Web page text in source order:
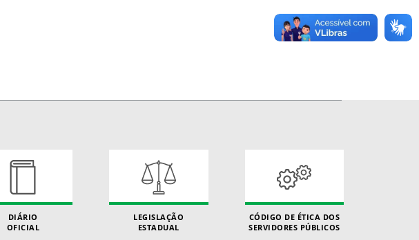
DIÁRIO
OFICIAL
LEGISLAÇÃO
ESTADUAL
CÓDIGO DE ÉTICA DOS
SERVIDORES PÚBLICOS